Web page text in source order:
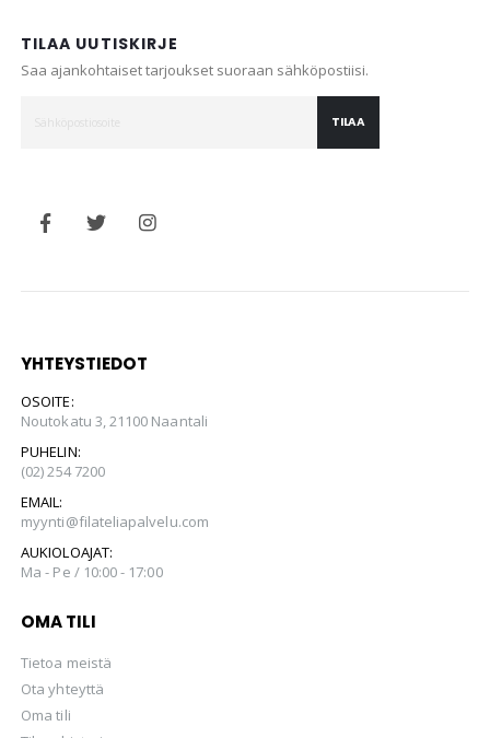
TILAA UUTISKIRJE
Saa ajankohtaiset tarjoukset suoraan sähköpostiisi.
TILAA
YHTEYSTIEDOT
OSOITE:
Noutokatu 3, 21100 Naantali
PUHELIN:
(02) 254 7200
EMAIL:
myynti@filateliapalvelu.com
AUKIOLOAJAT:
Ma - Pe / 10:00 - 17:00
OMA TILI
Tietoa meistä
Ota yhteyttä
Oma tili